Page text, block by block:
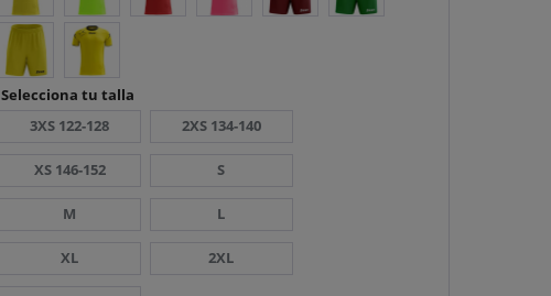
Selecciona tu talla
3XS 122-128
2XS 134-140
XS 146-152 S
M L
XL 2XL